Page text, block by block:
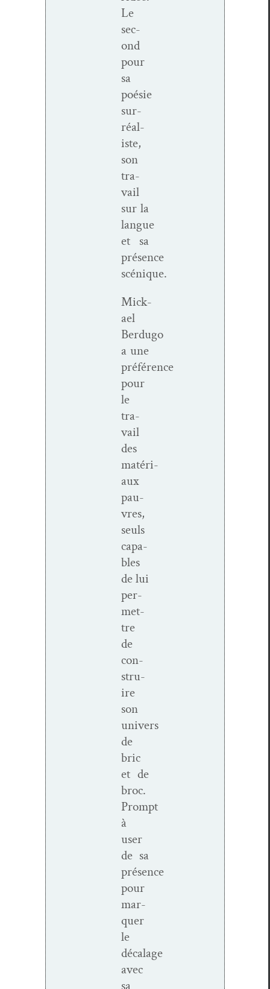
Le
sec­
ond
pour
sa
poésie
sur­
réal­
iste,
son
tra­
vail
sur la
langue
et sa
présence
scénique.
Mick­
ael
Berdugo
a une
préférence
pour
le
tra­
vail
des
matéri­
aux
pau­
vres,
seuls
capa­
bles
de lui
per­
me­t­
tre
de
con­
stru­
ire
son
univers
de
bric
et de
broc.
Prompt
à
user
de sa
présence
pour
mar­
quer
le
décalage
avec
sa